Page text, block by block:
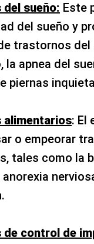
sueño: Este
del sueño y
trastornos del
la apnea del
piernas
: El
o empeorar
tales como la
anorexia
control de